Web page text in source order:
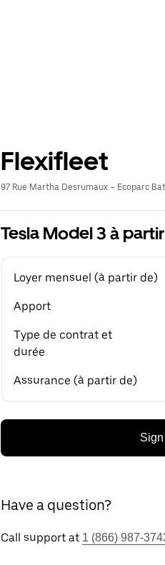
Flexifleet
97 Rue Martha Desrumaux – Ecoparc
Tesla Model 3 à
Loyer mensuel (à partir de)
Apport
Type de contrat et
durée
Assurance (à partir de)
Have a question?
Call support at 1 (866) 987-